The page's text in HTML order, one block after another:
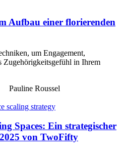
Aufbau einer florierenden
um Engagement,
Zugehörigkeitsgefühl in Ihrem
Pauline Roussel
scaling strategy
Spaces: Ein strategischer
von TwoFifty